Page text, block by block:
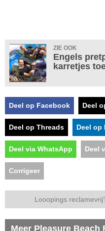
ZIE OOK
Engels
karretjes
Deel op Facebook Deel
Deel op Threads Deel op
Deel via WhatsApp Deel
Corrigeer
Looopings
Meer Pleasure Beach